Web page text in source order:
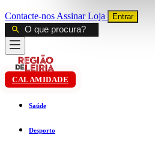
Contacte-nos AssinarLoja Entrar
CALAMIDADE
Saúde
Desporto